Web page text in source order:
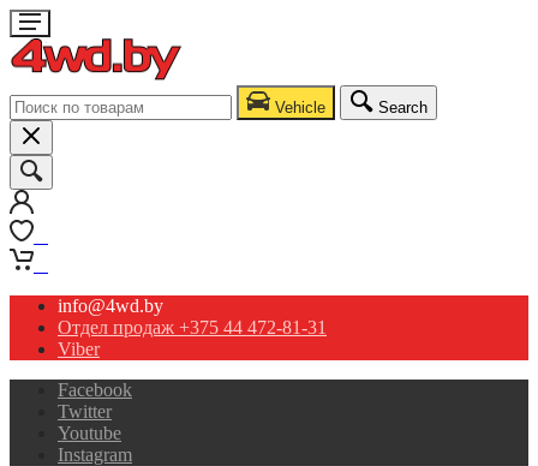
Vehicle Search
info@4wd.by
Отдел продаж +375 44 472-81-31
Viber
Facebook
Twitter
Youtube
Instagram